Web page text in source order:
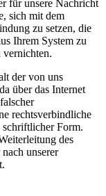
für unsere Nachricht
sich mit dem
zu setzen, die
Ihrem System zu
vernichten.
der von uns
über das Internet
rechtsverbindliche
schriftlicher Form.
des
unserer